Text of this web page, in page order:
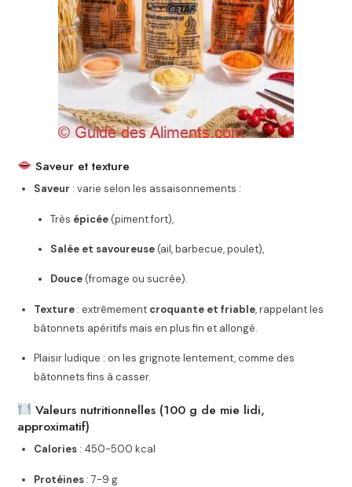
Saveur et texture
Saveur : varie selon les assaisonnements :
Très épicée(piment fort),
Salée et savoureuse(ail, barbecue, poulet),
Douce(fromage ou sucrée).
Texture : extrêmement croquante et friable, rappelant les
bâtonnets apéritifs mais en plus fin et allongé.
Plaisir ludique : on les grignote lentement, comme des
bâtonnets fins à casser.
Valeurs nutritionnelles (100 g de mie lidi,
approximatif)
Calories : 450-500 kcal
Protéines : 7-9 g